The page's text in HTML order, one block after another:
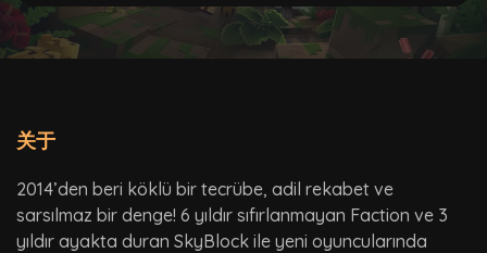
关于
2014’den beri köklü bir tecrübe, adil rekabet ve
sarsılmaz bir denge! 6 yıldır sıfırlanmayan Faction ve 3
yıldır ayakta duran SkyBlock ile yeni oyuncularında